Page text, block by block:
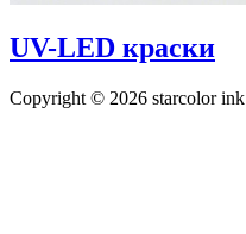
UV-LED краски
Copyright © 2026 starcolor ink